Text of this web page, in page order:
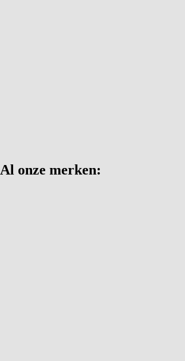
Al onze merken: